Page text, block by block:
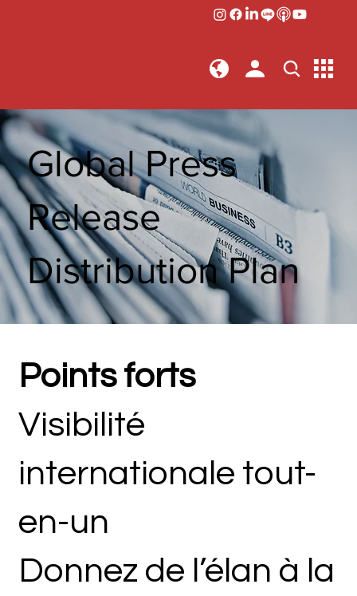
Global Press
Release
Distribution Plan
Points forts
Visibilité
internationale tout-
en-un
Donnez de l’élan à la